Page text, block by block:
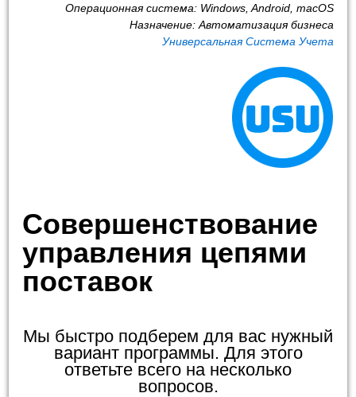
Операционная система: Windows, Android, macOS
Назначение: Автоматизация бизнеса
Универсальная Система Учета
Совершенствование
управления цепями
поставок
Мы быстро подберем для вас нужный
вариант программы. Для этого
ответьте всего на несколько
вопросов.